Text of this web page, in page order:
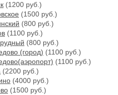
(1200 руб.)
(1500 руб.)
(800 руб.)
(1100 руб.)
(800 руб.)
(город) (1100 руб.)
(1100 руб.)
(2200 руб.)
(4000 руб.)
(1500 руб.)